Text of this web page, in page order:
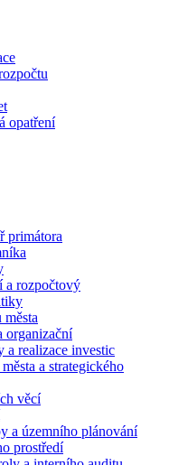
opatření
primátora
a rozpočtový
města
organizační
a realizace investic
a strategického
věcí
a územního plánování
prostředí